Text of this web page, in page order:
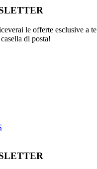
le offerte esclusive a te
di posta!